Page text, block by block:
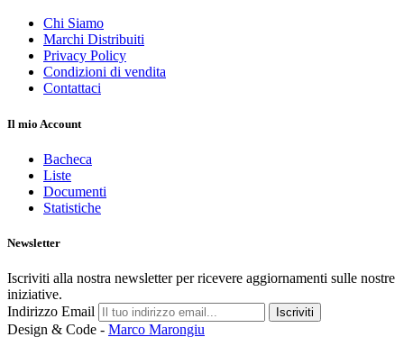
Chi Siamo
Marchi Distribuiti
Privacy Policy
Condizioni di vendita
Contattaci
Il mio Account
Bacheca
Liste
Documenti
Statistiche
Newsletter
Iscriviti alla nostra newsletter per ricevere aggiornamenti sulle nostre
iniziative.
Indirizzo Email
Iscriviti
Design & Code - Marco Marongiu